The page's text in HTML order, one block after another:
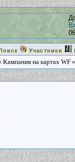
Участники
Кампания на картах WF »